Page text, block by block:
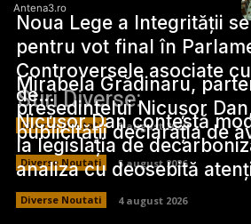
Antena3.ro
Stiri Diverse:
Noua Lege a Integrității
pentru vot final în
Controversele asociate
de…
Diverse Noutati 5 august 2026
Mirabela Grădinaru,
președintelui Nicușor
publicității declarația de
Diverse Noutati 5 august 2026
Nicușor Dan contestă
la legislația de
analiza cu deosebită
Diverse Noutati 4 august 2026